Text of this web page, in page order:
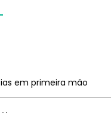
em primeira mão